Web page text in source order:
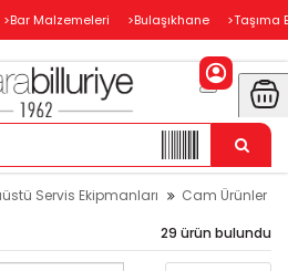
>Bar Malzemeleri >Bulaşıkhane >Taşıma
Servis Ekipmanları Cam Ürünler
29 ürün bulundu